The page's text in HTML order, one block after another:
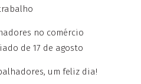
no comércio
de 17 de agosto
um feliz dia!